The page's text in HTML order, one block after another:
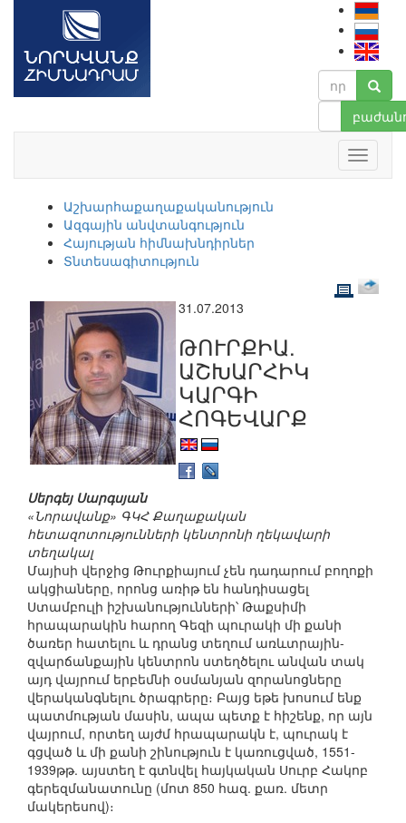
Աշխարհաքաղաքականություն
Ազգային անվտանգություն
Հայության հիմնախնդիրներ
Տնտեսագիտություն
31.07.2013
ԹՈՒՐՔԻԱ.
ԱՇԽԱՐՀԻԿ
ԿԱՐԳԻ
ՀՈԳԵՎԱՐՔ
Սերգեյ Սարգսյան
«Նորավանք» ԳԿՀ Քաղաքական
հետազոտությունների կենտրոնի ղեկավարի
տեղակալ
Մայիսի վերջից Թուրքիայում չեն դադարում բողոքի
ակցիաները, որոնց առիթ են հանդիսացել
Ստամբուլի իշխանությունների՝ Թաքսիմի
հրապարակին հարող Գեզի պուրակի մի քանի
ծառեր հատելու և դրանց տեղում առևտրային-
զվարճանքային կենտրոն ստեղծելու անվան տակ
այդ վայրում երբեմնի օսմանյան զորանոցները
վերականգնելու ծրագրերը։ Բայց եթե խոսում ենք
պատմության մասին, ապա պետք է հիշենք, որ այն
վայրում, որտեղ այժմ հրապարակն է, պուրակ է
գցված և մի քանի շինություն է կառուցված, 1551-
1939թթ. այստեղ է գտնվել հայկական Սուրբ Հակոբ
գերեզմանատունը (մոտ 850 հազ. քառ. մետր
մակերեսով)։